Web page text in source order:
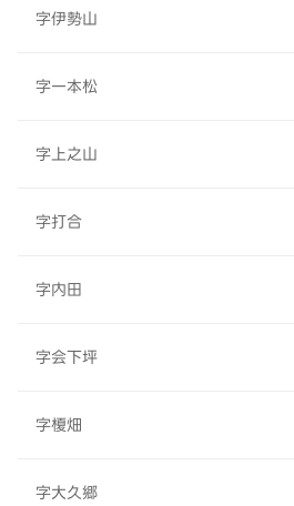
字伊勢山
字一本松
字上之山
字打合
字内田
字会下坪
字榎畑
字大久郷